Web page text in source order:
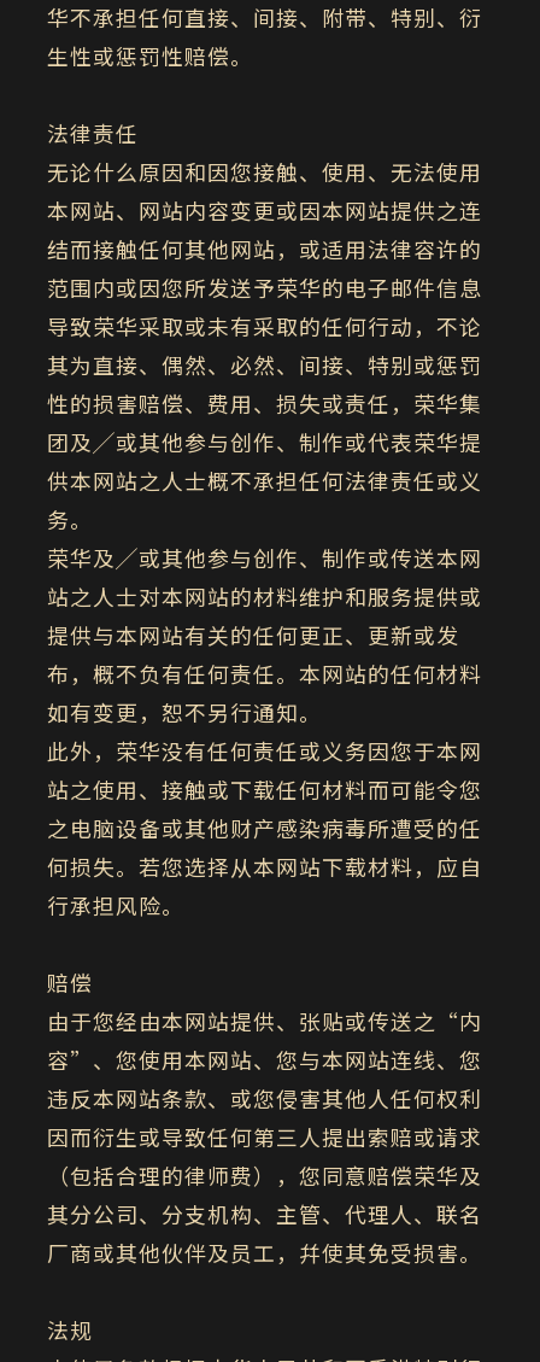
华不承担任何直接、间接、附带、特别、衍
生性或惩罚性赔偿。
法律责任
无论什么原因和因您接触、使用、无法使用
本网站、网站内容变更或因本网站提供之连
结而接触任何其他网站，或适用法律容许的
范围内或因您所发送予荣华的电子邮件信息
导致荣华采取或未有采取的任何行动，不论
其为直接、偶然、必然、间接、特别或惩罚
性的损害赔偿、费用、损失或责任，荣华集
团及╱或其他参与创作、制作或代表荣华提
供本网站之人士概不承担任何法律责任或义
务。
荣华及╱或其他参与创作、制作或传送本网
站之人士对本网站的材料维护和服务提供或
提供与本网站有关的任何更正、更新或发
布，概不负有任何责任。本网站的任何材料
如有变更，恕不另行通知。
此外，荣华没有任何责任或义务因您于本网
站之使用、接触或下载任何材料而可能令您
之电脑设备或其他财产感染病毒所遭受的任
何损失。若您选择从本网站下载材料，应自
行承担风险。
赔偿
由于您经由本网站提供、张贴或传送之“内
容”、您使用本网站、您与本网站连线、您
违反本网站条款、或您侵害其他人任何权利
因而衍生或导致任何第三人提出索赔或请求
（包括合理的律师费），您同意赔偿荣华及
其分公司、分支机构、主管、代理人、联名
厂商或其他伙伴及员工，幷使其免受损害。
法规